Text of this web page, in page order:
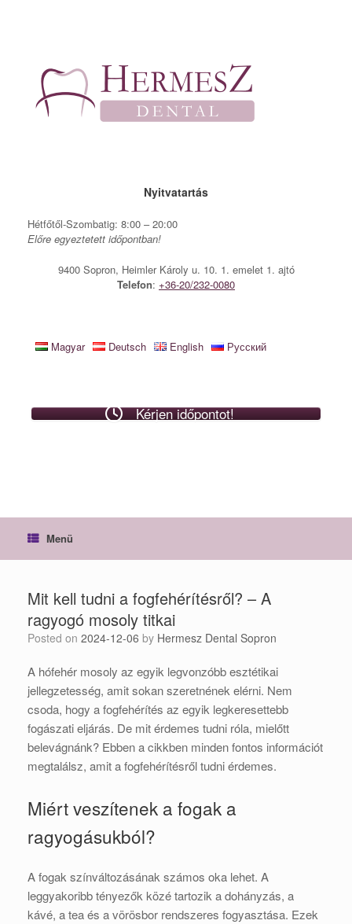
Nyitvatartás
Hétfőtől-Szombatig: 8:00 – 20:00
Előre egyeztetett időpontban!
9400 Sopron, Heimler Károly u. 10. 1. emelet 1. ajtó
Telefon: +36-20/232-0080
Magyar Deutsch English Русский
Kérjen időpontot!
Menü
Mit kell tudni a fogfehérítésről? – A
ragyogó mosoly titkai
Posted on 2024-12-06 by Hermesz Dental Sopron
A hófehér mosoly az egyik legvonzóbb esztétikai
jellegzetesség, amit sokan szeretnének elérni. Nem
csoda, hogy a fogfehérítés az egyik legkeresettebb
fogászati eljárás. De mit érdemes tudni róla, mielőtt
belevágnánk? Ebben a cikkben minden fontos információt
megtalálsz, amit a fogfehérítésről tudni érdemes.
Miért veszítenek a fogak a
ragyogásukból?
A fogak színváltozásának számos oka lehet. A
leggyakoribb tényezők közé tartozik a dohányzás, a
kávé, a tea és a vörösbor rendszeres fogyasztása. Ezek